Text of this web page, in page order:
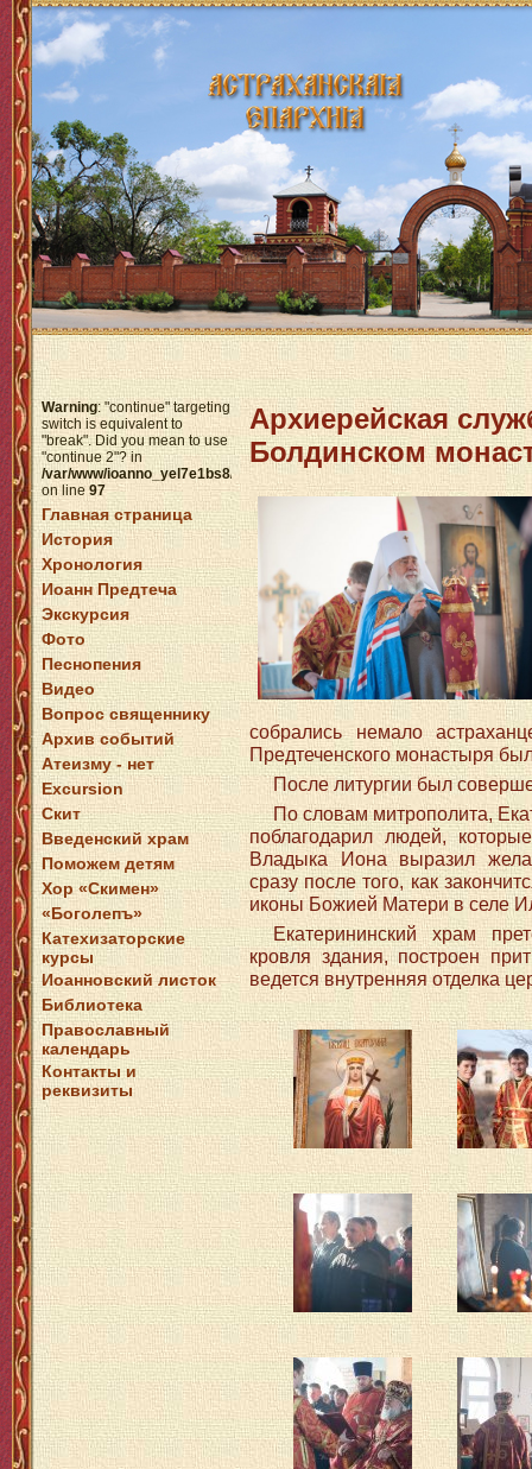
Warning: "continue" targeting
switch is equivalent to
"break". Did you mean to use
"continue 2"? in
/var/www/ioanno_yel7e1bs8/data/www/httpdocs/modules/mod_menu/
on line 97
Главная страница
История
Хронология
Иоанн Предтеча
Экскурсия
Фото
Песнопения
Видео
Вопрос священнику
Архив событий
Атеизму - нет
Excursion
Скит
Введенский храм
Поможем детям
Хор «Скимен»
«Боголепъ»
Катехизаторские
курсы
Иоанновский листок
Библиотека
Православный
календарь
Контакты и
реквизиты
Архиерейская
Болдинском
собрались немало
Предтеченского монастыря
После литургии был
По словам митрополита,
поблагодарил людей,
Владыка Иона выразил
сразу после того, как
иконы Божией Матери в селе
Екатерининский храм
кровля здания, построен
ведется внутренняя отделка